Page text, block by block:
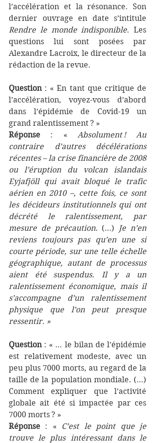
l’accélération et la résonance. Son
Rendre le monde indisponible. Les
questions lui sont posées par
Alexandre Lacroix, le directeur de la
rédaction de la revue.
Question : « En tant que critique de
l’accélération, voyez-vous d’abord
dans l’épidémie de Covid-19 un
grand ralentissement ? »
Réponse : « Absolument ! Au
contraire d’autres décélérations
récentes – la crise financière de 2008
ou l’éruption du volcan islandais
Eyjafjöll qui avait bloqué le trafic
aérien en 2010 –, cette fois, ce sont
les décideurs institutionnels qui ont
décrété le ralentissement, par
mesure de précaution. (…) Je n’en
reviens toujours pas qu’en une si
courte période, sur une telle échelle
géographique, autant de processus
aient été suspendus. Il y a un
ralentissement économique, mais il
s’accompagne d’un ralentissement
physique que l’on peut presque
ressentir. »
Question : « … le bilan de l’épidémie
est relativement modeste, avec un
peu plus 7000 morts, au regard de la
taille de la population mondiale. (…)
Comment expliquer que l’activité
globale ait été si impactée par ces
7000 morts ? »
Réponse : « C’est le point que je
trouve le plus intéressant dans le